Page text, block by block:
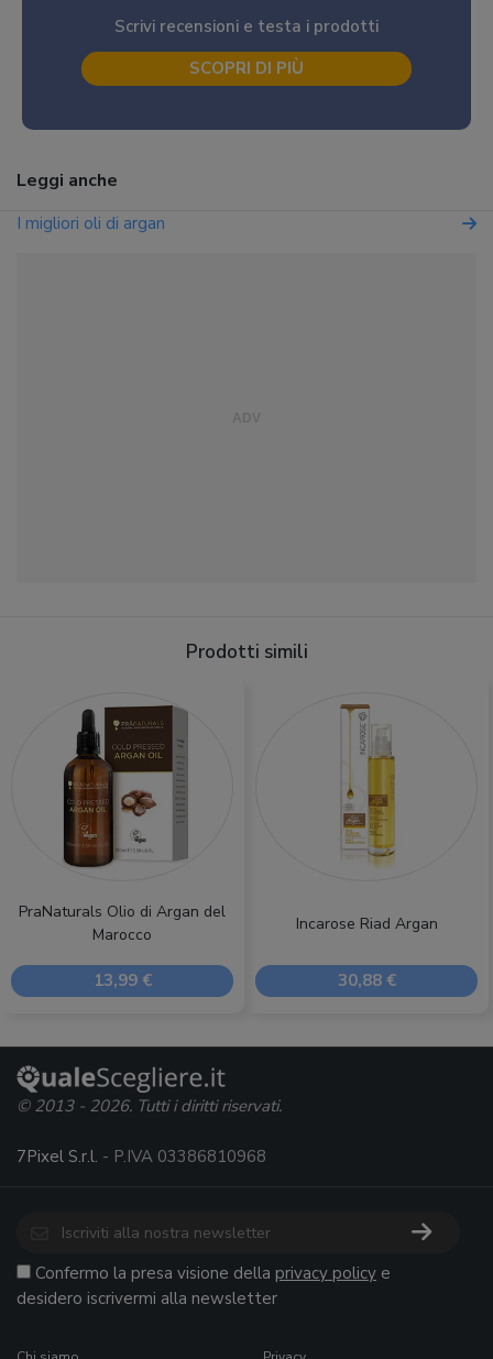
Scrivi recensioni e testa i prodotti
SCOPRI DI PIÙ
Leggi anche
I migliori oli di argan
Prodotti simili
PraNaturals Olio di Argan del
Marocco
13,99 €
Incarose Riad Argan
30,88 €
© 2013 - 2026. Tutti i diritti riservati.
7Pixel S.r.l. - P.IVA 03386810968
Confermo la presa visione della privacy policy e
desidero iscrivermi alla newsletter